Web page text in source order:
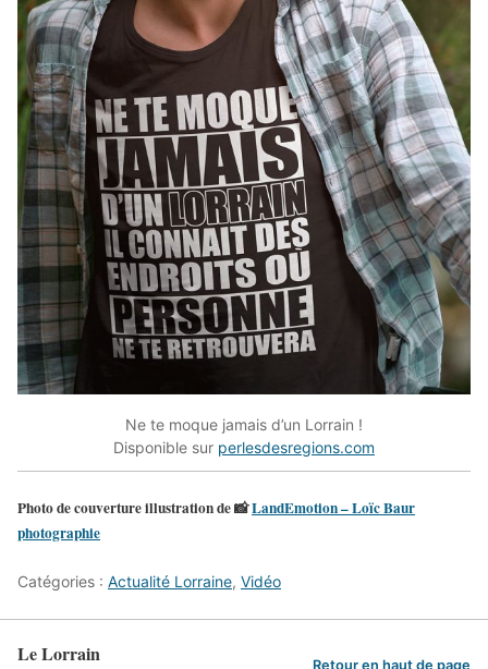
Ne te moque jamais d’un Lorrain !
Disponible sur perlesdesregions.com
Photo de couverture illustration de 📸LandEmotion – Loïc Baur
photographie
Catégories : Actualité Lorraine, Vidéo
Le Lorrain Retour en haut de page